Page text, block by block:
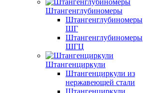
Штангенглубиномеры
Штангенглубиномеры
ШГ
Штангенглубиномеры
ШГЦ
Штангенциркули
Штангенциркули из
нержавеющей стали
Штангенциркули